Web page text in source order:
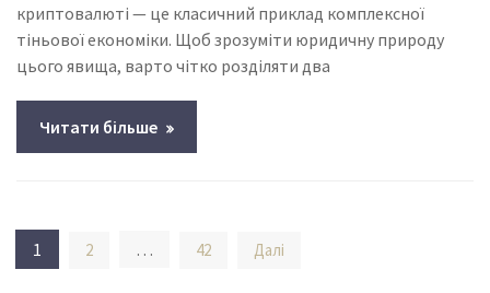
криптовалюті — це класичний приклад комплексної
тіньової економіки. Щоб зрозуміти юридичну природу
цього явища, варто чітко розділяти два
Читати більше
Пагінація
записів
1 2 … 42 Далі